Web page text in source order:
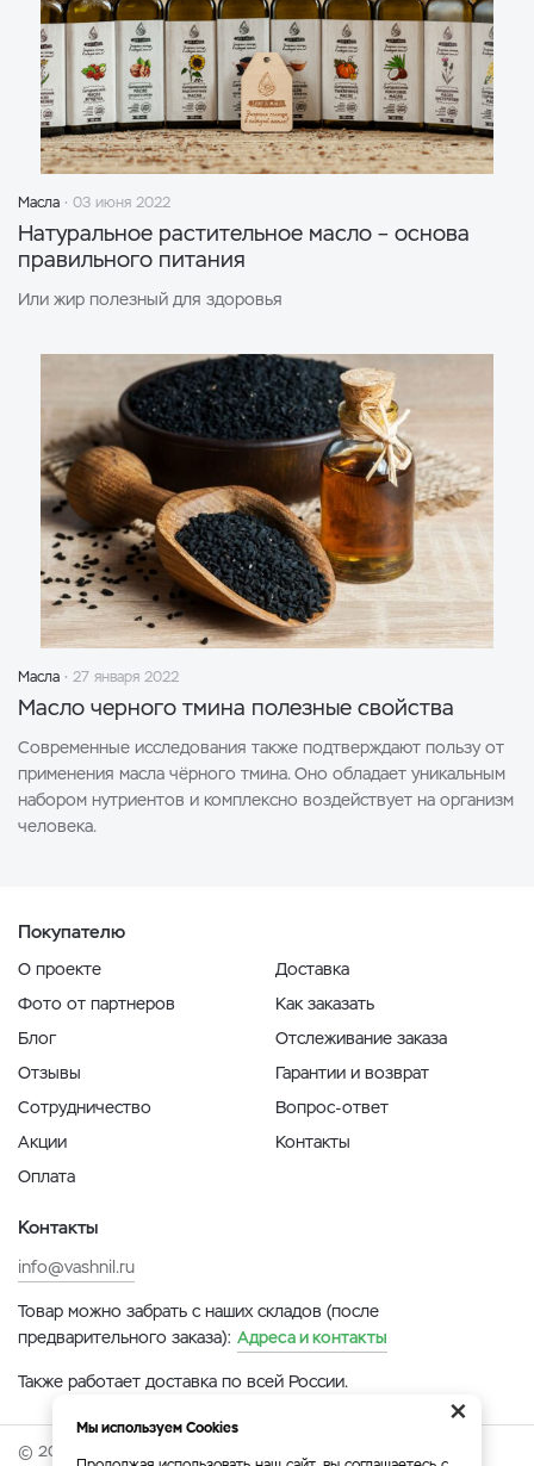
Масла 03 июня 2022
Натуральное растительное масло – основа
правильного питания
Или жир полезный для здоровья
Масла 27 января 2022
Масло черного тмина полезные свойства
Современные исследования также подтверждают пользу от
применения масла чёрного тмина. Оно обладает уникальным
набором нутриентов и комплексно воздействует на организм
человека.
Покупателю
О проекте
Фото от партнеров
Блог
Отзывы
Сотрудничество
Акции
Оплата
Доставка
Как заказать
Отслеживание заказа
Гарантии и возврат
Вопрос-ответ
Контакты
Контакты
info@vashnil.ru
Товар можно забрать с наших складов (после
предварительного заказа): Адреса и контакты
Также работает доставка по всей России.
© 2026 Онлайн-ярмарка ВАСХНиЛ.
×
Мы используем Cookies